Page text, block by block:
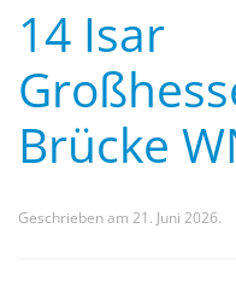
14 Isar
Brücke
Geschrieben am 21. Juni 2026.